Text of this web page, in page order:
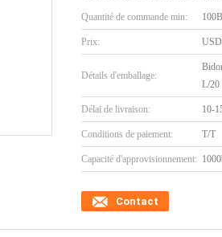
Quantité de commande min:
Prix:
Détails d'emballage:
L/20
Délai de livraison: 10-
Conditions de paiement: T/T
Capacité d'approvisionnement:
Contact